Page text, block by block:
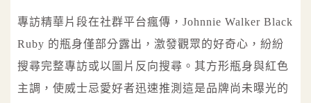
專訪精華片段在社群平台瘋傳，Johnnie Walker Black
Ruby 的瓶身僅部分露出，激發觀眾的好奇心，紛紛
搜尋完整專訪或以圖片反向搜尋。其方形瓶身與紅色
主調，使威士忌愛好者迅速推測這是品牌尚未曝光的